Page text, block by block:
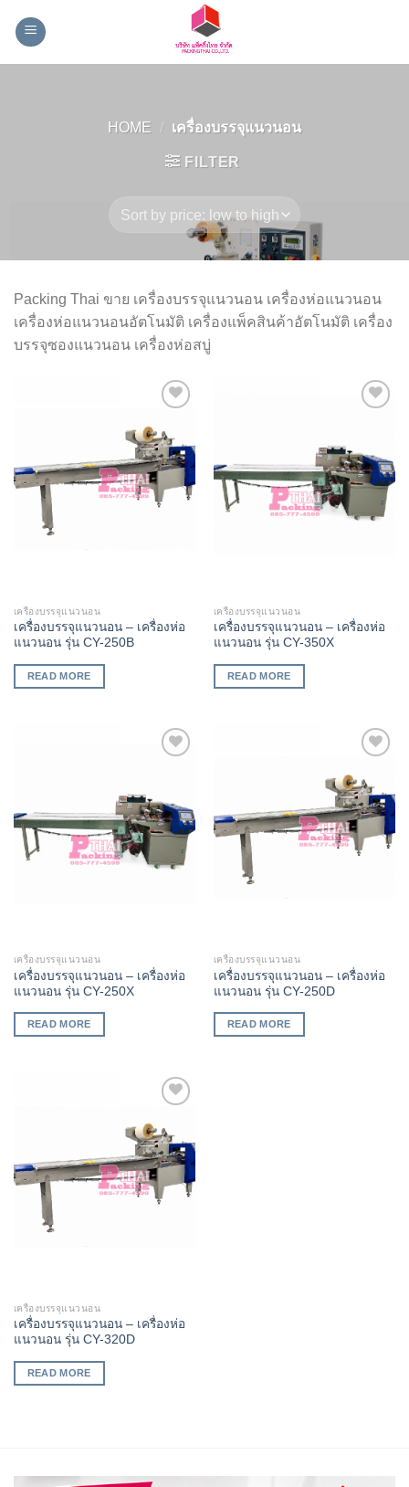
HOME / เครื่องบรรจุแนวนอน
FILTER
Packing Thai ขาย เครื่องบรรจุแนวนอน เครื่องห่อแนวนอน
เครื่องห่อแนวนอนอัตโนมัติ เครื่องแพ็คสินค้าอัตโนมัติ เครื่อง
บรรจุซองแนวนอน เครื่องห่อสบู่
Wishlist
เครื่องบรรจุแนวนอน
เครื่องบรรจุแนวนอน – เครื่องห่อ
แนวนอน รุ่น CY-250B
READ MORE
เครื่องบรรจุแนวนอน
เครื่องบรรจุแนวนอน – เครื่องห่อ
แนวนอน รุ่น CY-350X
READ MORE
เครื่องบรรจุแนวนอน
เครื่องบรรจุแนวนอน – เครื่องห่อ
แนวนอน รุ่น CY-250X
READ MORE
Wishlist
เครื่องบรรจุแนวนอน
เครื่องบรรจุแนวนอน – เครื่องห่อ
แนวนอน รุ่น CY-250D
READ MORE
Wishlist
เครื่องบรรจุแนวนอน
เครื่องบรรจุแนวนอน – เครื่องห่อ
แนวนอน รุ่น CY-320D
READ MORE